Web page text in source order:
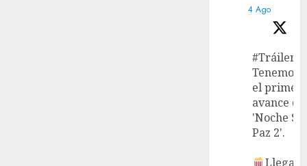
4 Ago
#Tráiler
Tenemos
el primer
avance de
'Noche
Paz 2'.
Llega a